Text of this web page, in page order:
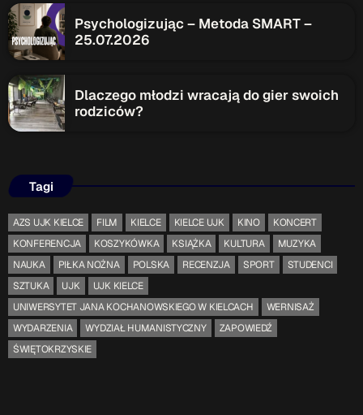
Psychologizując – Metoda SMART –
25.07.2026
Dlaczego młodzi wracają do gier swoich
rodziców?
Tagi
AZS UJK KIELCE FILM KIELCE KIELCE UJK KINO
KONCERT
KONFERENCJA
KOSZYKÓWKA KSIĄŻKA KULTURA
MUZYKA
NAUKA
PIŁKA NOŻNA POLSKA RECENZJA SPORT
STUDENCI
SZTUKA
UJK
UJK KIELCE
UNIWERSYTET JANA KOCHANOWSKIEGO W KIELCACH
WERNISAŻ
WYDARZENIA
WYDZIAŁ HUMANISTYCZNY
ZAPOWIEDŹ
ŚWIĘTOKRZYSKIE